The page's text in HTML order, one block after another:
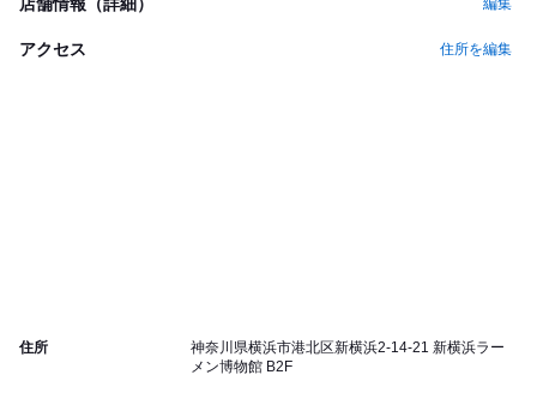
編集
アクセス 住所を編集
住所
神奈川県横浜市港北区新横浜2-14-21 新横浜ラー
メン博物館 B2F